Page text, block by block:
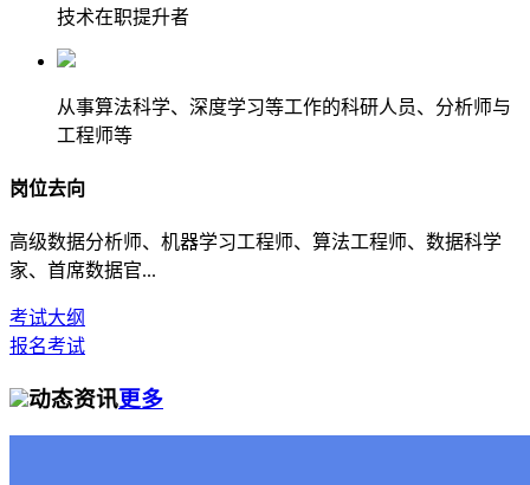
技术在职提升者
从事算法科学、深度学习等工作的科研人员、分析师与
工程师等
岗位去向
高级数据分析师、机器学习工程师、算法工程师、数据科学
家、首席数据官...
考试大纲
报名考试
动态资讯更多